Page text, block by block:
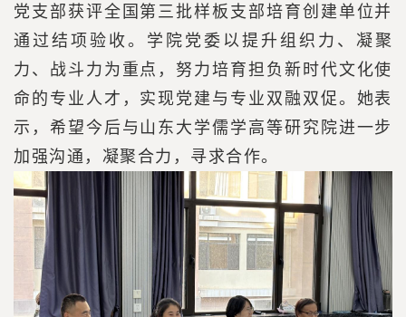
党支部获评全国第三批样板支部培育创建单位并
通过结项验收。学院党委以提升组织力、凝聚
力、战斗力为重点，努力培育担负新时代文化使
命的专业人才，实现党建与专业双融双促。她表
示，希望今后与山东大学儒学高等研究院进一步
加强沟通，凝聚合力，寻求合作。